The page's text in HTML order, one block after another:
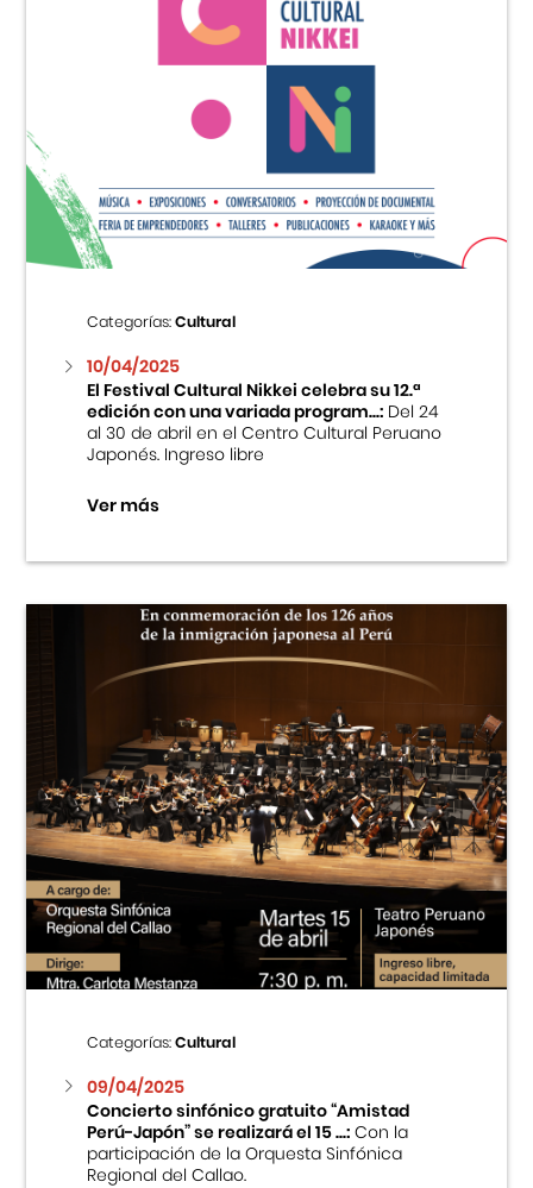
Categorías:Cultural
10/04/2025
El Festival Cultural Nikkei celebra su 12.ª
edición con una variada program...:Del 24
al 30 de abril en el Centro Cultural Peruano
Japonés. Ingreso libre
Ver más
Categorías:Cultural
09/04/2025
Concierto sinfónico gratuito “Amistad
Perú-Japón” se realizará el 15 ...:Con la
participación de la Orquesta Sinfónica
Regional del Callao.